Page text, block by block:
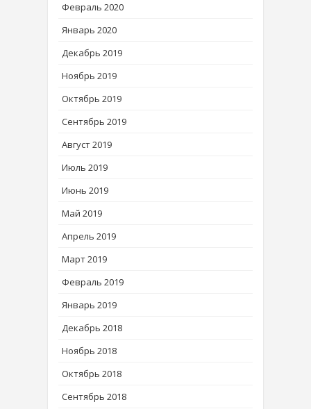
Февраль 2020
Январь 2020
Декабрь 2019
Ноябрь 2019
Октябрь 2019
Сентябрь 2019
Август 2019
Июль 2019
Июнь 2019
Май 2019
Апрель 2019
Март 2019
Февраль 2019
Январь 2019
Декабрь 2018
Ноябрь 2018
Октябрь 2018
Сентябрь 2018